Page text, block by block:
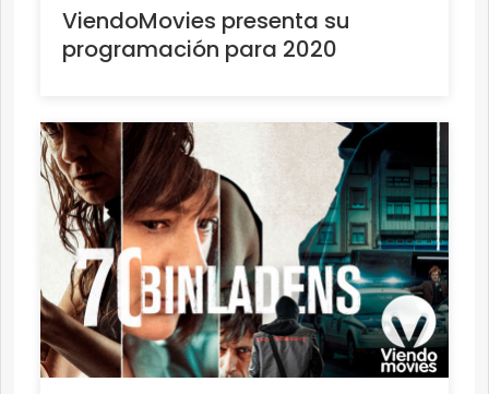
ViendoMovies presenta su
programación para 2020